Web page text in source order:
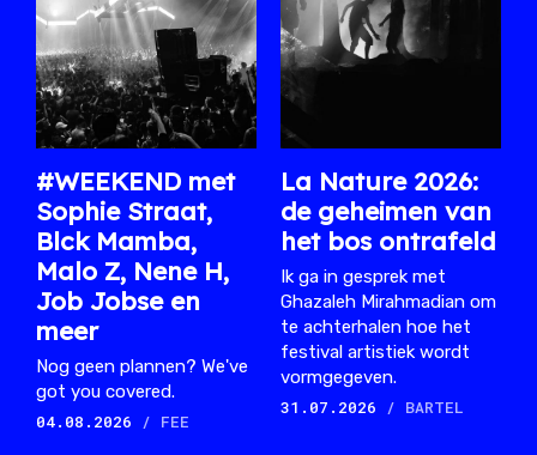
#WEEKEND met
Sophie Straat,
Blck Mamba,
Malo Z, Nene H,
Job Jobse en
meer
Nog geen plannen? We've
got you covered.
04.08.2026
/ FEE
La Nature 2026:
de geheimen van
het bos ontrafeld
Ik ga in gesprek met
Ghazaleh Mirahmadian om
te achterhalen hoe het
festival artistiek wordt
vormgegeven.
31.07.2026
/ BARTEL